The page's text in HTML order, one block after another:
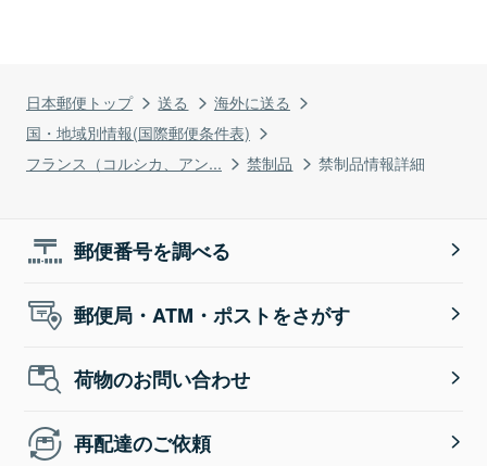
日本郵便トップ 送る
海外に送る
国・地域別情報(国際郵便条件表)
フランス（コルシカ、アン...
禁制品 禁制品情報詳細
郵便番号を調べる
郵便局・ATM・ポストをさがす
荷物のお問い合わせ
再配達のご依頼